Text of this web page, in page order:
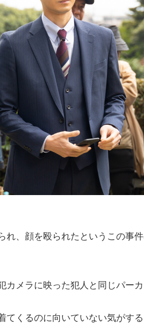
れ、顔を殴られたというこの事
カメラに映った犯人と同じパー
くるのに向いていない気がする